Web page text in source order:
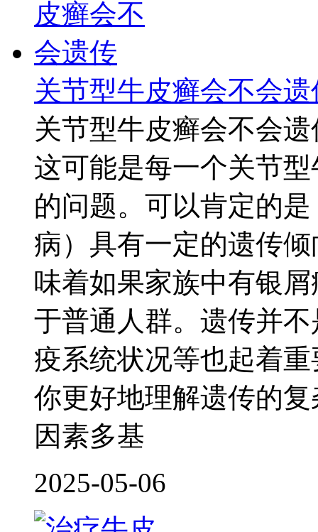
关节型牛皮癣会不会遗
关节型牛皮癣会不会
这可能是每一个关节
的问题。可以肯定的
病）具有一定的遗传
味着如果家族中有银
于普通人群。遗传并
疫系统状况等也起着
你更好地理解遗传的
因素多基
2025-05-06